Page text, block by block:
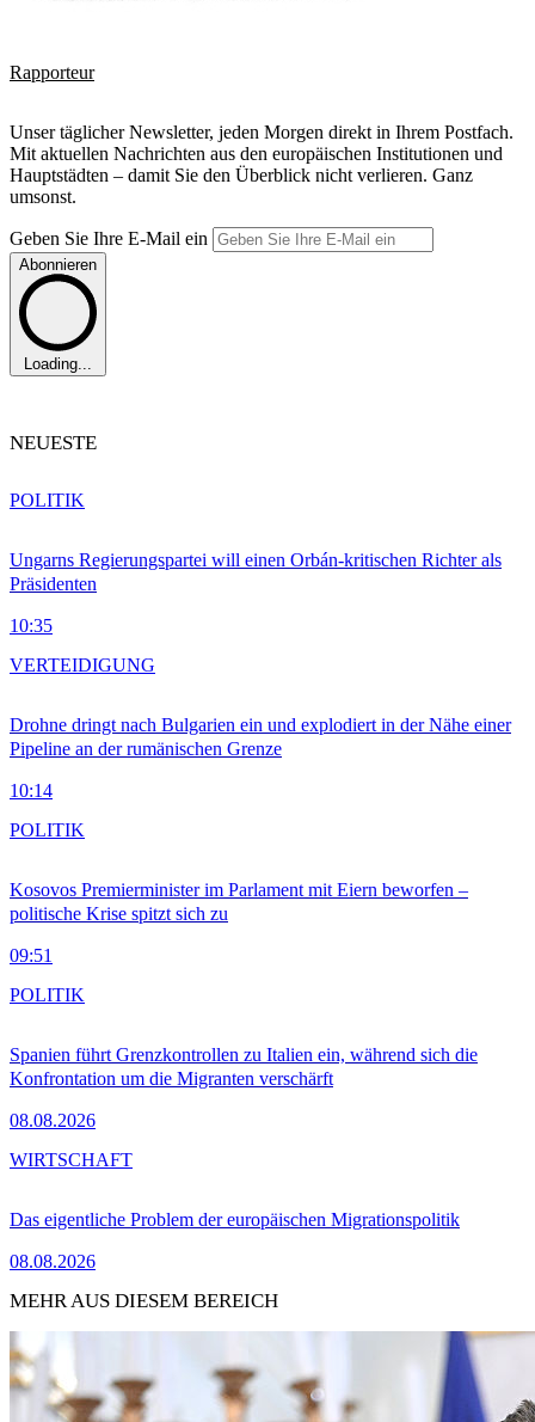
Rapporteur
Unser täglicher Newsletter, jeden Morgen direkt in Ihrem Postfach.
Mit aktuellen Nachrichten aus den europäischen Institutionen und
Hauptstädten – damit Sie den Überblick nicht verlieren. Ganz
umsonst.
Geben Sie Ihre E-Mail ein
Abonnieren
Loading...
NEUESTE
Ungarns Regierungspartei will einen Orbán-kritischen Richter als
Präsidenten
10:35
POLITIK
Drohne dringt nach Bulgarien ein und explodiert in der Nähe einer
Pipeline an der rumänischen Grenze
10:14
VERTEIDIGUNG
Kosovos Premierminister im Parlament mit Eiern beworfen –
politische Krise spitzt sich zu
09:51
POLITIK
Spanien führt Grenzkontrollen zu Italien ein, während sich die
Konfrontation um die Migranten verschärft
08.08.2026
POLITIK
Das eigentliche Problem der europäischen Migrationspolitik
08.08.2026
WIRTSCHAFT
MEHR AUS DIESEM BEREICH